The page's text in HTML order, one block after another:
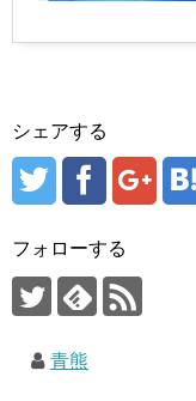
シェアする
フォローする
青熊